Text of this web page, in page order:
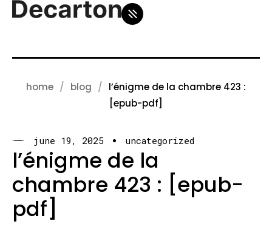
home blog
l’énigme de la chambre 423 :
[epub-pdf]
june 19, 2025 uncategorized
l’énigme de la
chambre 423 : [epub-
pdf]